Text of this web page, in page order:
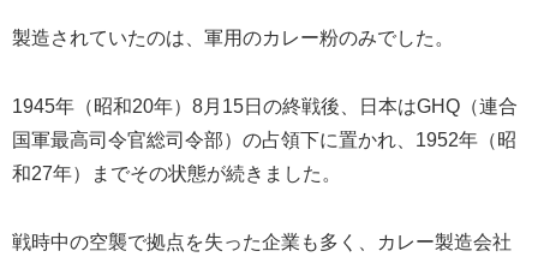
製造されていたのは、軍用のカレー粉のみでした。
1945年（昭和20年）8月15日の終戦後、日本はGHQ（連合
国軍最高司令官総司令部）の占領下に置かれ、1952年（昭
和27年）までその状態が続きました。
戦時中の空襲で拠点を失った企業も多く、カレー製造会社